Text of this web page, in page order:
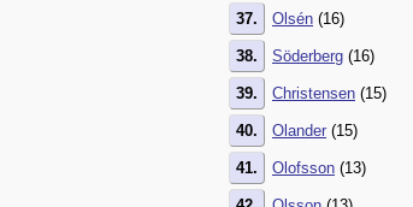
37. Olsén (16)
38. Söderberg (16)
39. Christensen (15)
40. Olander (15)
41. Olofsson (13)